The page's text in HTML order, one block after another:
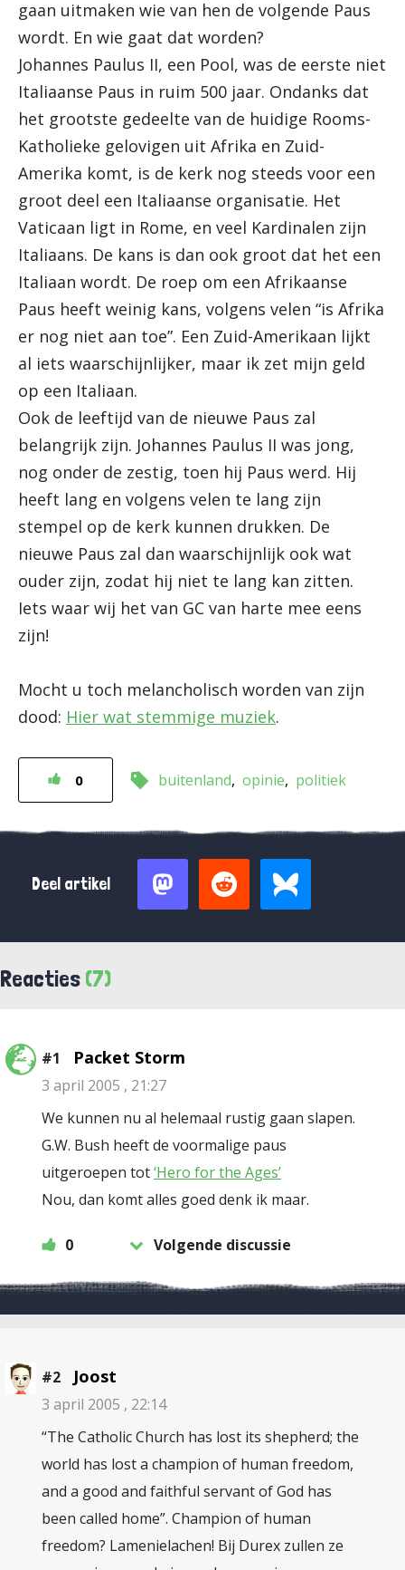
gaan uitmaken wie van hen de volgende Paus
wordt. En wie gaat dat worden?
Johannes Paulus II, een Pool, was de eerste niet
Italiaanse Paus in ruim 500 jaar. Ondanks dat
het grootste gedeelte van de huidige Rooms-
Katholieke gelovigen uit Afrika en Zuid-
Amerika komt, is de kerk nog steeds voor een
groot deel een Italiaanse organisatie. Het
Vaticaan ligt in Rome, en veel Kardinalen zijn
Italiaans. De kans is dan ook groot dat het een
Italiaan wordt. De roep om een Afrikaanse
Paus heeft weinig kans, volgens velen “is Afrika
er nog niet aan toe”. Een Zuid-Amerikaan lijkt
al iets waarschijnlijker, maar ik zet mijn geld
op een Italiaan.
Ook de leeftijd van de nieuwe Paus zal
belangrijk zijn. Johannes Paulus II was jong,
nog onder de zestig, toen hij Paus werd. Hij
heeft lang en volgens velen te lang zijn
stempel op de kerk kunnen drukken. De
nieuwe Paus zal dan waarschijnlijk ook wat
ouder zijn, zodat hij niet te lang kan zitten.
Iets waar wij het van GC van harte mee eens
zijn!
Mocht u toch melancholisch worden van zijn
dood: Hier wat stemmige muziek.
0 buitenland opinie politiek
Deel artikel
Reacties (7)
#1 Packet Storm
3 april 2005 , 21:27
We kunnen nu al helemaal rustig gaan slapen.
G.W. Bush heeft de voormalige paus
uitgeroepen tot‘Hero for the Ages’
Nou, dan komt alles goed denk ik maar.
0 Volgende discussie
#2 Joost
3 april 2005 , 22:14
“The Catholic Church has lost its shepherd; the
world has lost a champion of human freedom,
and a good and faithful servant of God has
been called home”. Champion of human
freedom? Lamenielachen! Bij Durex zullen ze